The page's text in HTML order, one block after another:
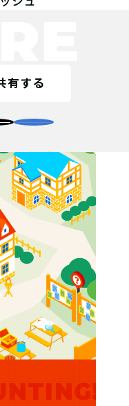
有する